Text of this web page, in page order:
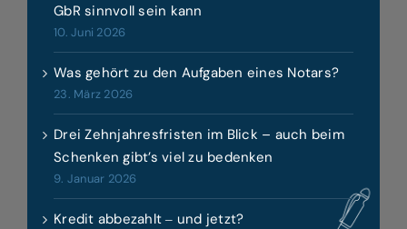
GbR sinnvoll sein kann
10. Juni 2026
Was gehört zu den Aufgaben eines Notars?
23. März 2026
Drei Zehnjahresfristen im Blick – auch beim
Schenken gibt’s viel zu bedenken
9. Januar 2026
Kredit abbezahlt ‒ und jetzt?